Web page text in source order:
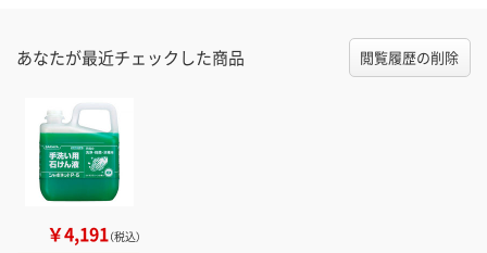
あなたが最近チェックした商品 閲覧履歴の削除
￥4,191（税込）